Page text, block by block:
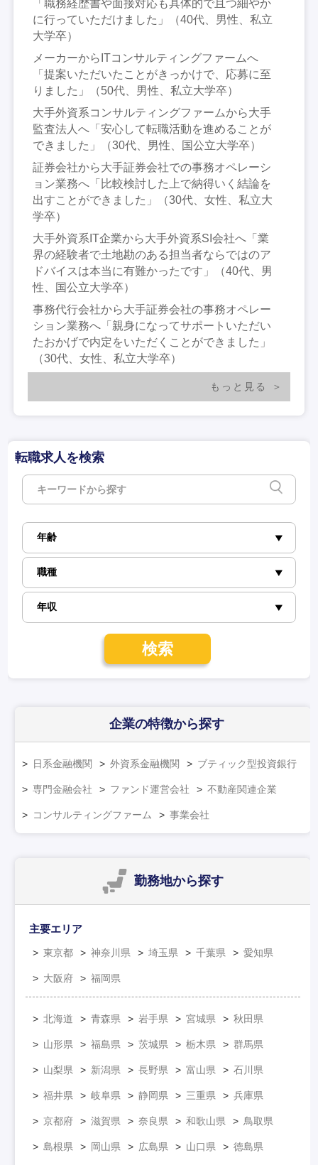
「職務経歴書や面接対応も具体的で且つ細やか
に行っていただけました」（40代、男性、私立
大学卒）
メーカーからITコンサルティングファームへ
「提案いただいたことがきっかけで、応募に至
りました」（50代、男性、私立大学卒）
大手外資系コンサルティングファームから大手
監査法人へ「安心して転職活動を進めることが
できました」（30代、男性、国公立大学卒）
証券会社から大手証券会社での事務オペレーシ
ョン業務へ「比較検討した上で納得いく結論を
出すことができました」（30代、女性、私立大
学卒）
大手外資系IT企業から大手外資系SI会社へ「業
界の経験者で土地勘のある担当者ならではのア
ドバイスは本当に有難かったです」（40代、男
性、国公立大学卒）
事務代行会社から大手証券会社の事務オペレー
ション業務へ「親身になってサポートいただい
たおかげで内定をいただくことができました」
（30代、女性、私立大学卒）
もっと見る
転職求人を検索
検索
企業の特徴から探す
日系金融機関 外資系金融機関 ブティック型投資銀行
専門金融会社 ファンド運営会社 不動産関連企業
コンサルティングファーム 事業会社
勤務地から探す
主要エリア
東京都 神奈川県 埼玉県 千葉県 愛知県
大阪府 福岡県
北海道 青森県 岩手県 宮城県 秋田県
山形県 福島県 茨城県 栃木県 群馬県
山梨県 新潟県 長野県 富山県 石川県
福井県 岐阜県 静岡県 三重県 兵庫県
京都府 滋賀県 奈良県 和歌山県 鳥取県
島根県 岡山県 広島県 山口県 徳島県